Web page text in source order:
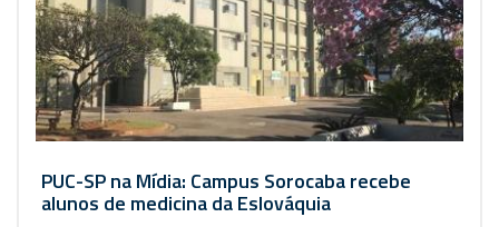
PUC-SP na Mídia: Campus Sorocaba recebe
alunos de medicina da Eslováquia